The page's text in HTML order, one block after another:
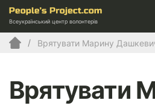
Всеукраїнський центр волонтерів
Врятувати Марину
Врятувати